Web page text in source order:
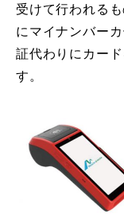
受けて行われる
にマイナンバー
証代わりにカー
す。